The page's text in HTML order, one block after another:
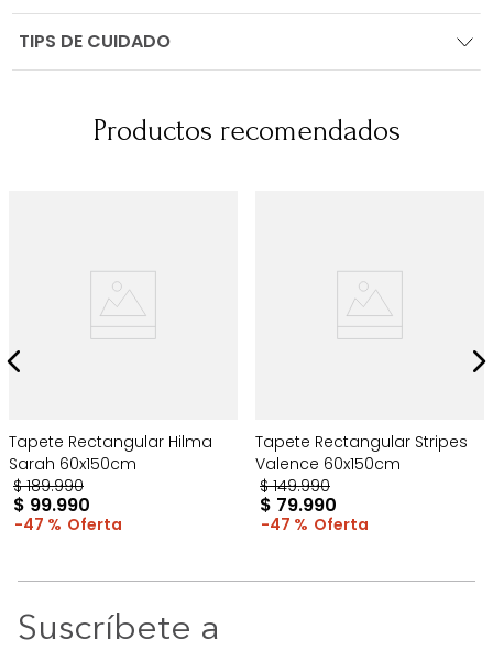
TIPS DE CUIDADO
Productos recomendados
Tapete Rectangular Hilma
Sarah 60x150cm
$ 189.990
$ 99.990
47 %
Tapete Rectangular Stripes
Valence 60x150cm
$ 149.990
$ 79.990
47 %
Suscríbete a